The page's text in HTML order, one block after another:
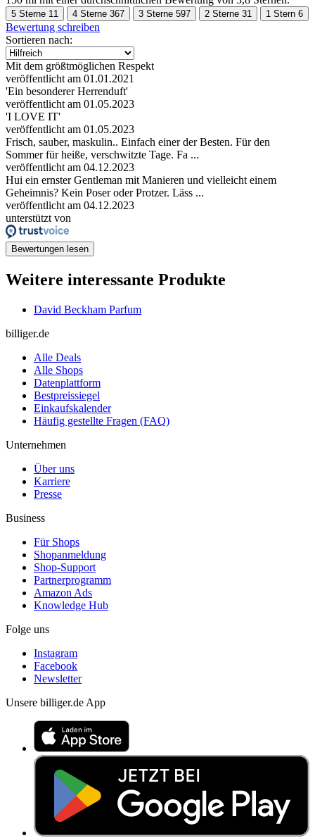
5 Sterne 11 4 Sterne 367 3 Sterne 597 2 Sterne 31 1 Stern 6
Bewertung schreiben
Sortieren nach:
Mit dem größtmöglichen Respekt
veröffentlicht am 01.01.2021
'Ein besonderer Herrenduft'
veröffentlicht am 01.05.2023
'I LOVE IT'
veröffentlicht am 01.05.2023
Frisch, sauber, maskulin.. Einfach einer der Besten. Für den
Sommer für heiße, verschwitzte Tage. Fa ...
veröffentlicht am 04.12.2023
Hui ein ernster Gentleman mit Manieren und vielleicht einem
Geheimnis? Kein Poser oder Protzer. Läss ...
veröffentlicht am 04.12.2023
unterstützt von
Bewertungen lesen
Weitere interessante Produkte
David Beckham Parfum
billiger.de
Alle Deals
Alle Shops
Datenplattform
Bestpreissiegel
Einkaufskalender
Häufig gestellte Fragen (FAQ)
Unternehmen
Über uns
Karriere
Presse
Business
Für Shops
Shopanmeldung
Shop-Support
Partnerprogramm
Amazon Ads
Knowledge Hub
Folge uns
Instagram
Facebook
Newsletter
Unsere billiger.de App